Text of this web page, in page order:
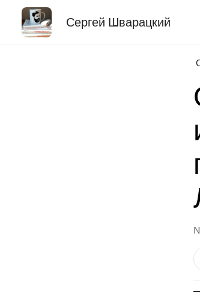
Сергей Шварацкий